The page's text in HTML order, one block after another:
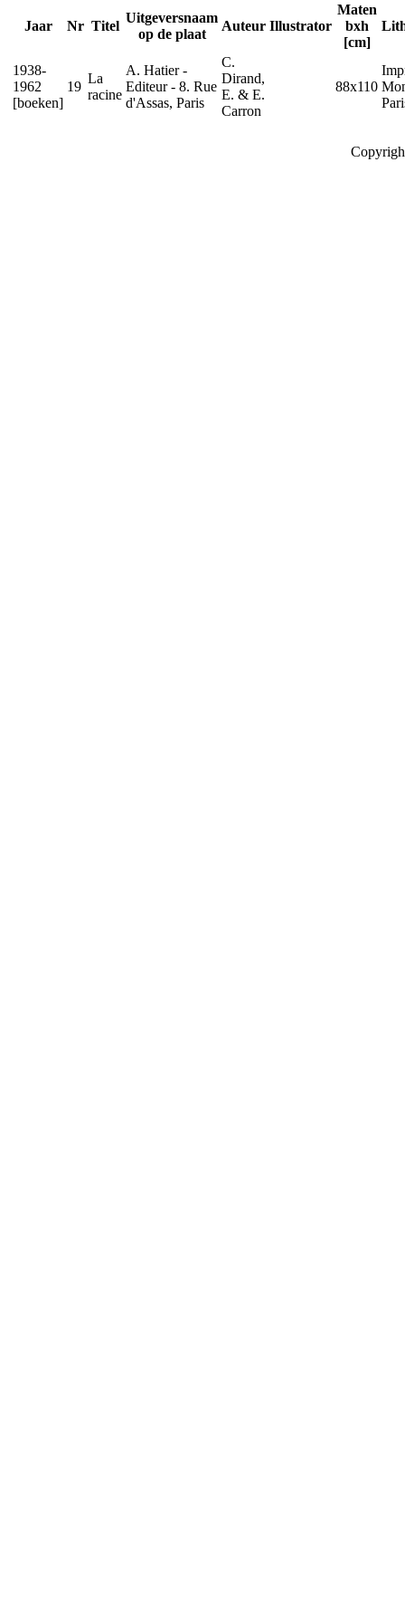
Jaar Nr Titel
Uitgeversnaam
op de plaat
Auteur Illustrator
Maten
bxh
[cm]
1938-
1962
[boeken]
19
La
racine
A. Hatier -
Editeur - 8. Rue
d'Assas, Paris
C.
Dirand,
E. & E.
Carron
88x110